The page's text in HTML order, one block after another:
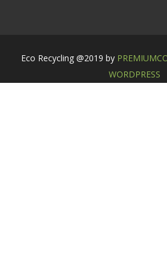
Eco Recycling @2019 by
WORDPRESS